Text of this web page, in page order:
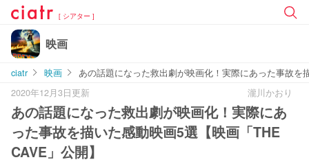
[ シアター ]
映画
ciatr 映画
あの話題になった救出劇が映画化！実際にあった事故を
2020年12月3日更新
瀧川かおり
あの話題になった救出劇が映画化！実際にあ
った事故を描いた感動映画5選【映画「THE
CAVE」公開】